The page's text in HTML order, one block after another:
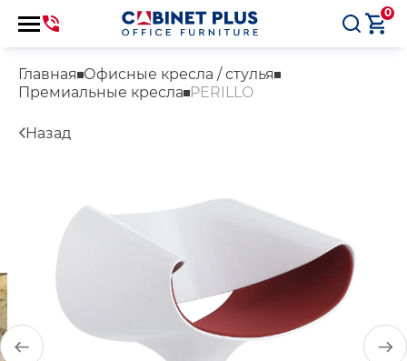
0
Главная Офисные кресла / стулья
Премиальные кресла PERILLO
Назад